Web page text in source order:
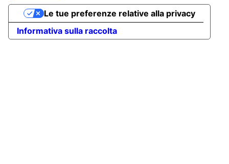
Informativa sulla raccolta
Le tue preferenze relative alla privacy